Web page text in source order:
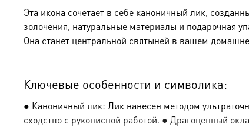
Эта икона сочетает в себе каноничный лик,
золочения, натуральные материалы и подарочная
Она станет центральной святыней в вашем
Ключевые особенности и символика:
● Каноничный лик: Лик нанесен методом
сходство с рукописной работой. ● Драгоценный